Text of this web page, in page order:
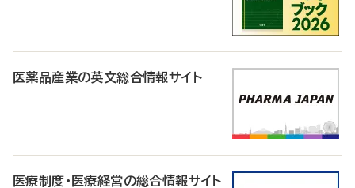
医薬品産業の英文総合情報サイト
医療制度・医療経営の総合情報サイト